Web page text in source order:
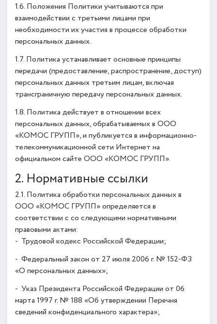
1.6. Положения Политики учитываются при
взаимодействии с третьими лицами при
необходимости их участия в процессе обработки
персональных данных.
1.7. Политика устанавливает основные принципы
передачи (предоставление, распространение, доступ)
персональных данных третьим лицам, включая
трансграничную передачу персональных данных.
1.8. Политика действует в отношении всех
персональных данных, обрабатываемых в ООО
«КОМОС ГРУПП», и публикуется в информационно-
телекоммуникационной сети Интернет на
официальном сайте ООО «КОМОС ГРУПП».
2. Нормативные ссылки
2.1. Политика обработки персональных данных в
ООО «КОМОС ГРУПП» определяется в
соответствии с со следующими нормативными
правовыми актами:
- Трудовой кодекс Российской Федерации;
- Федеральный закон от 27 июля 2006 г. № 152-ФЗ
«О персональных данных»;
- Указ Президента Российской Федерации от 06
марта 1997 г. № 188 «Об утверждении Перечня
сведений конфиденциального характера»;